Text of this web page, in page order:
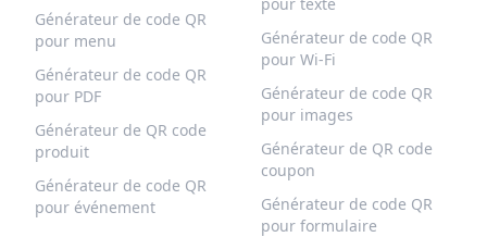
Générateur de code QR
pour menu
Générateur de code QR
pour PDF
Générateur de QR code
produit
Générateur de code QR
pour événement
Générateur de code QR
pour Wi-Fi
Générateur de code QR
pour images
Générateur de QR code
coupon
Générateur de code QR
pour formulaire